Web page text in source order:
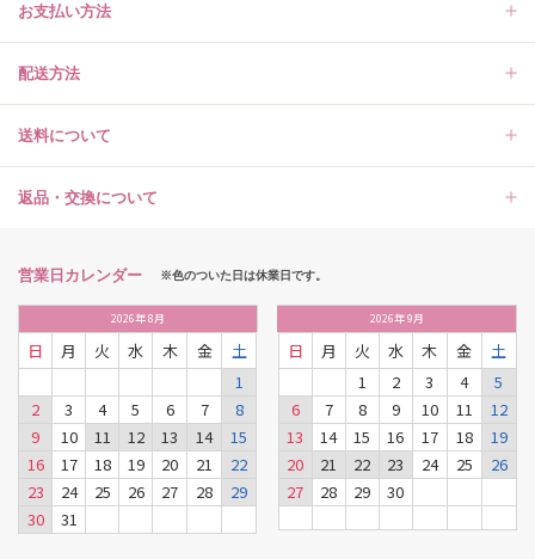
お支払い方法
配送方法
送料について
返品・交換について
営業日カレンダー ※色のついた日は休業日です。
2026年8月
日 月 火 水 木 金
土
1
2
3 4 5 6 7
8
9
10 11 12 13 14
15
16
17 18 19 20 21
22
23
24 25 26 27 28
29
30
31
2026年9月
日 月 火 水 木 金
土
1
2 3 4
5
6
7 8 9 10 11
12
13
14 15 16 17 18
19
20
21 22 23 24 25
26
27
28 29 30